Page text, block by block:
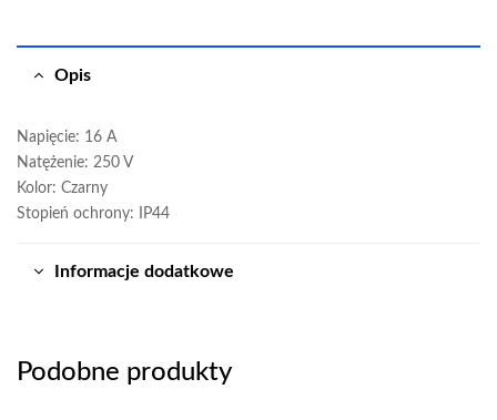
Opis
Napięcie: 16 A
Natężenie: 250 V
Kolor: Czarny
Stopień ochrony: IP44
Informacje dodatkowe
Podobne produkty